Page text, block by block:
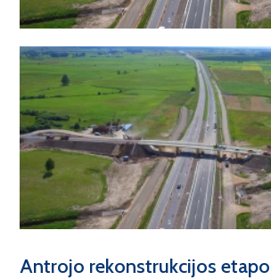
Socialinė atsakomybė
Veiklos politikos
Vandens uostų statyba
Energetikos tinklų statyba
Inžinerinių tinklų statyba
Kiti projektai
Antrojo rekonstrukcijos